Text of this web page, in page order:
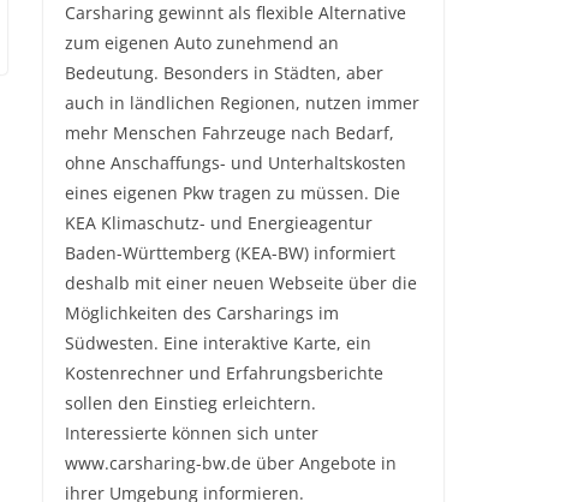
Carsharing gewinnt als flexible Alternative
zum eigenen Auto zunehmend an
Bedeutung. Besonders in Städten, aber
auch in ländlichen Regionen, nutzen immer
mehr Menschen Fahrzeuge nach Bedarf,
ohne Anschaffungs- und Unterhaltskosten
eines eigenen Pkw tragen zu müssen. Die
KEA Klimaschutz- und Energieagentur
Baden-Württemberg (KEA-BW) informiert
deshalb mit einer neuen Webseite über die
Möglichkeiten des Carsharings im
Südwesten. Eine interaktive Karte, ein
Kostenrechner und Erfahrungsberichte
sollen den Einstieg erleichtern.
Interessierte können sich unter
www.carsharing-bw.de über Angebote in
ihrer Umgebung informieren.